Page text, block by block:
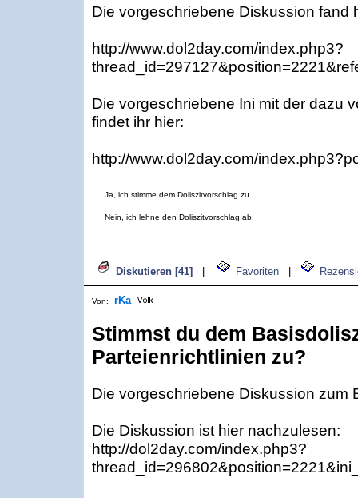
Die vorgeschriebene Diskussion fand
http://www.dol2day.com/index.php3?
Die vorgeschriebene Ini mit der dazu
findet ihr hier:
http://www.dol2day.com/
Ja, ich stimme dem Doliszitvorschlag zu.
Nein, ich lehne den Doliszitvorschlag ab.
Diskutieren [41] Favoriten
Von: rKa
Stimmst du dem
Parteienrichtlinien zu?
Die vorgeschriebene Diskussion zum
Die Diskussion ist hier nachzulesen:
http://dol2day.com/index.php3?